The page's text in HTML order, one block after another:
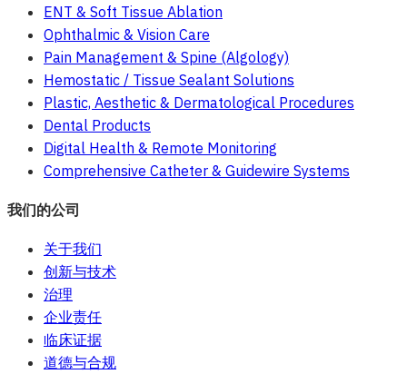
ENT & Soft Tissue Ablation
Ophthalmic & Vision Care
Pain Management & Spine (Algology)
Hemostatic / Tissue Sealant Solutions
Plastic, Aesthetic & Dermatological Procedures
Dental Products
Digital Health & Remote Monitoring
Comprehensive Catheter & Guidewire Systems
我们的公司
关于我们
创新与技术
治理
企业责任
临床证据
道德与合规